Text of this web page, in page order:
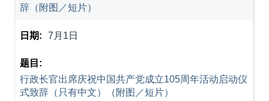
辞（附图／短片）
7月1日
行政长官出席庆祝中国共产党成立105周年活动启动仪
式致辞（只有中文）（附图／短片）